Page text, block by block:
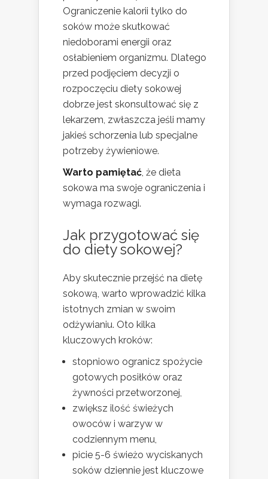
Ograniczenie kalorii tylko do
soków może skutkować
niedoborami energii oraz
osłabieniem organizmu. Dlatego
przed podjęciem decyzji o
rozpoczęciu diety sokowej
dobrze jest skonsultować się z
lekarzem, zwłaszcza jeśli mamy
jakieś schorzenia lub specjalne
potrzeby żywieniowe.
Warto pamiętać, że dieta
sokowa ma swoje ograniczenia i
wymaga rozwagi.
Jak przygotować się
do diety sokowej?
Aby skutecznie przejść na dietę
sokową, warto wprowadzić kilka
istotnych zmian w swoim
odżywianiu. Oto kilka
kluczowych kroków:
stopniowo ogranicz spożycie
gotowych posiłków oraz
żywności przetworzonej,
zwiększ ilość świeżych
owoców i warzyw w
codziennym menu,
picie 5-6 świeżo wyciskanych
soków dziennie jest kluczowe